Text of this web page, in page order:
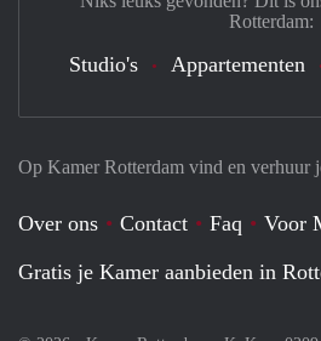
Op Kamer Rotterdam vind en verhuur
Over ons Contact Faq Voor
Gratis je Kamer aanbieden in
Rotterdam:
Studio's Appartementen